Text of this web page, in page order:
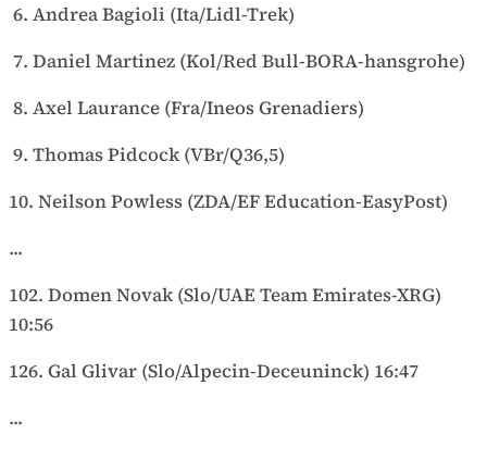
6. Andrea Bagioli (Ita/Lidl-Trek)
7. Daniel Martinez (Kol/Red Bull-BORA-hansgrohe)
8. Axel Laurance (Fra/Ineos Grenadiers)
9. Thomas Pidcock (VBr/Q36,5)
10. Neilson Powless (ZDA/EF Education-EasyPost)
...
102. Domen Novak (Slo/UAE Team Emirates-XRG)
10:56
126. Gal Glivar (Slo/Alpecin-Deceuninck) 16:47
...